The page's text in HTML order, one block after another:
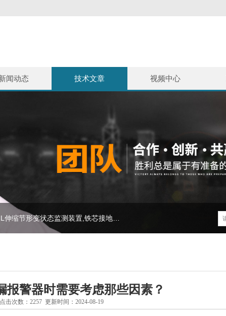
闻动态 技术文章 视频中心
报警器时需要考虑那些因素？
点击次数：2257 更新时间：2024-08-19